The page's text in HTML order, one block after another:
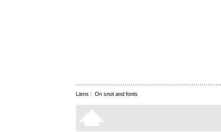
Liens : On snot and fonts